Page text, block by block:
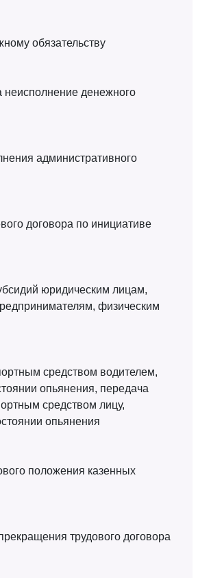
обязательству
неисполнение денежного
административного
договора по инициативе
юридическим лицам,
физическим
средством водителем,
опьянения, передача
средством лицу,
опьянения
положения казенных
трудового договора